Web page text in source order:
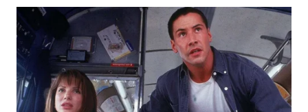
WN
MADURA
WN
SURABAYA